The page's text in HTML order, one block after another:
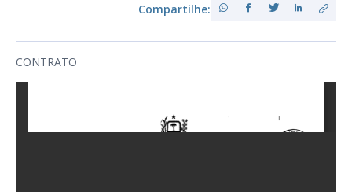
Compartilhe:
CONTRATO